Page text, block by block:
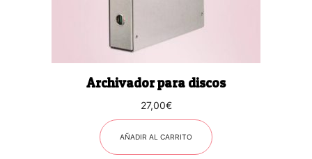
Archivador para discos
27,00€
AÑADIR AL CARRITO